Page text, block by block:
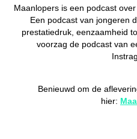
Maanlopers is een podcast over
Een podcast van jongeren
prestatiedruk, eenzaamheid
voorzag de podcast van
Benieuwd om de
hier: